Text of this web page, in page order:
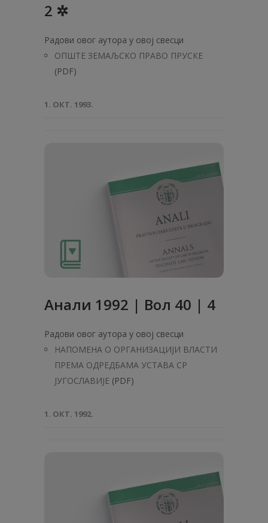
2 ✲
Радови овог аутора у овој свесци
ОПШТЕ ЗЕМАЉСКО ПРАВО ПРУСКЕ
(PDF)
1. ОКТ. 1993.
Анaли 1992 | Вол 40 | 4
Радови овог аутора у овој свесци
НАПОМЕНА О ОРГАНИЗАЦИЈИ ВЛАСТИ
ПРЕМА ОДРЕДБАМА УСТАВА СР
ЈУГОСЛАВИЈЕ (PDF)
1. ОКТ. 1992.